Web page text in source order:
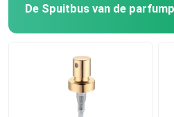
Middel om nagellak te
De Spuitbus van de